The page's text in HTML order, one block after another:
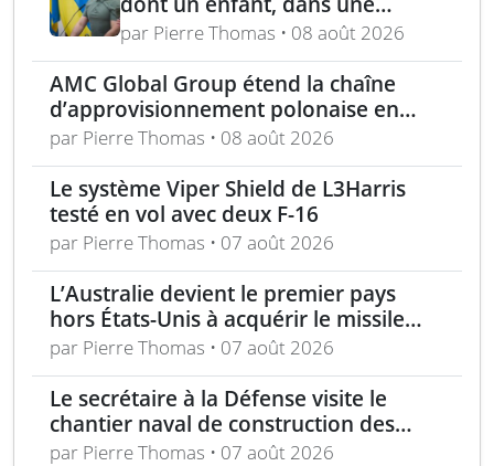
attaque russe par missile
balistique sur Kiev – Deux
raffineries russes visées par
l’Ukraine
par Pierre Thomas • 08 août 2026
AMC Global Group étend la chaîne
d’approvisionnement polonaise en
munitions de 155 mm
par Pierre Thomas • 08 août 2026
Le système Viper Shield de L3Harris
testé en vol avec deux F-16
par Pierre Thomas • 07 août 2026
L’Australie devient le premier pays
hors États-Unis à acquérir le missile
AIM-260 JATM
par Pierre Thomas • 07 août 2026
Le secrétaire à la Défense visite le
chantier naval de construction des
frégates Type 31 à Rosyth
par Pierre Thomas • 07 août 2026